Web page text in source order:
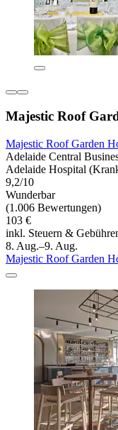
Majestic Roof
Majestic Roof Garden
Adelaide Central
Adelaide Hospital
9,2/10
Wunderbar
(1.006 Bewertungen)
103 €
inkl. Steuern &
8. Aug.–9. Aug.
Majestic Roof Garden